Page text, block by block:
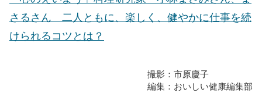
さるさん 二人ともに、楽しく、健やかに仕事を続
けられるコツとは？
撮影：市原慶子
編集：おいしい健康編集部